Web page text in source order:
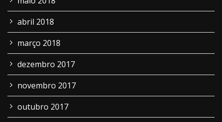
abril 2018
março 2018
dezembro 2017
novembro 2017
outubro 2017